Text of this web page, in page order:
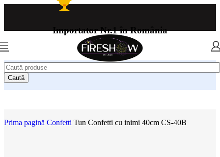
Importator Nr.1 în România
Caută
Prima pagină Confetti Tun Confetti cu inimi 40cm CS-40B